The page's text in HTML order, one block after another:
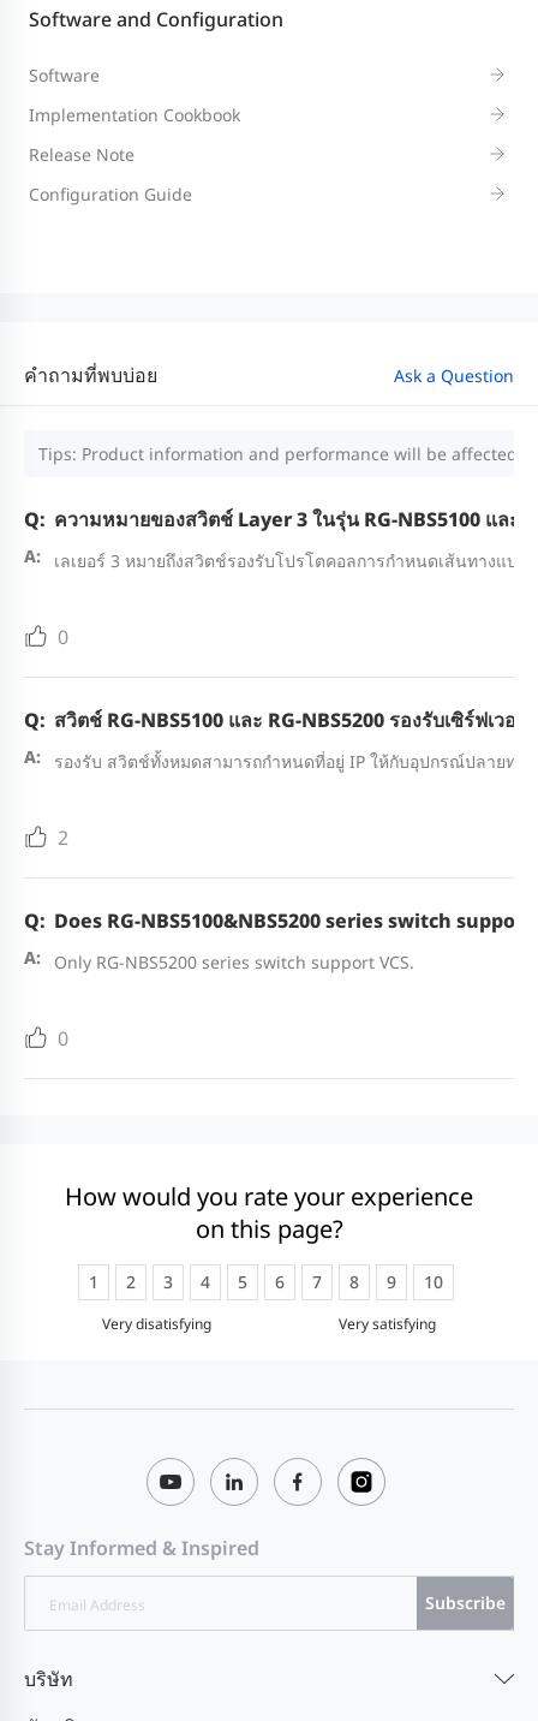
Software and Configuration
Software
Implementation Cookbook
Release Note
Configuration Guide
คำถามที่พบบ่อย Ask a Question
Tips: Product information and performance will be affected
ความหมายของสวิตช์ Layer 3 ในรุ่น RG-NBS5100 และ
เลเยอร์ 3 หมายถึงสวิตช์รองรับโปรโตคอลการกำหนดเส้นทางแบ
0
สวิตช์ RG-NBS5100 และ RG-NBS5200 รองรับเซิร์ฟเวอร์
รองรับ สวิตช์ทั้งหมดสามารถกำหนดที่อยู่ IP ให้กับอุปกรณ์ปลายทาง
2
Does RG-NBS5100&NBS5200 series switch support
Only RG-NBS5200 series switch support VCS.
0
How would you rate your experience
on this page?
Very disatisfying
1 2 3 4 5 6 7 8 9 10
Very satisfying
Stay Informed & Inspired
Subscribe
บริษัท